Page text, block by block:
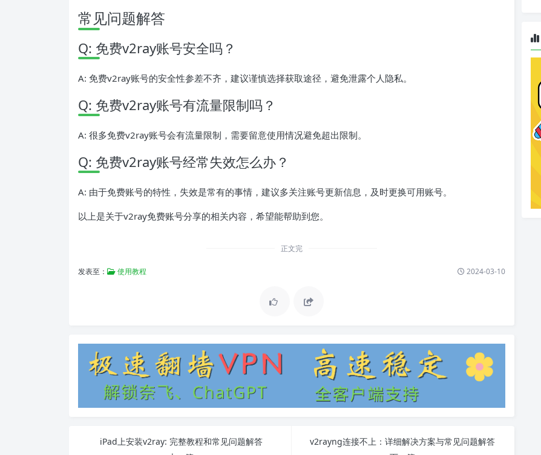
常见问题解答
Q: 免费v2ray账号安全吗？
A: 免费v2ray账号的安全性参差不齐，建议谨慎选择获取途径，避免泄露个人隐私。
Q: 免费v2ray账号有流量限制吗？
A: 很多免费v2ray账号会有流量限制，需要留意使用情况避免超出限制。
Q: 免费v2ray账号经常失效怎么办？
A: 由于免费账号的特性，失效是常有的事情，建议多关注账号更新信息，及时更换可用账号。
以上是关于v2ray免费账号分享的相关内容，希望能帮助到您。
正文完
发表至： 使用教程 2024-03-10
iPad上安装v2ray: 完整教程和常见问题解答
v2rayng连接不上：详细解决方案与常见问题解答